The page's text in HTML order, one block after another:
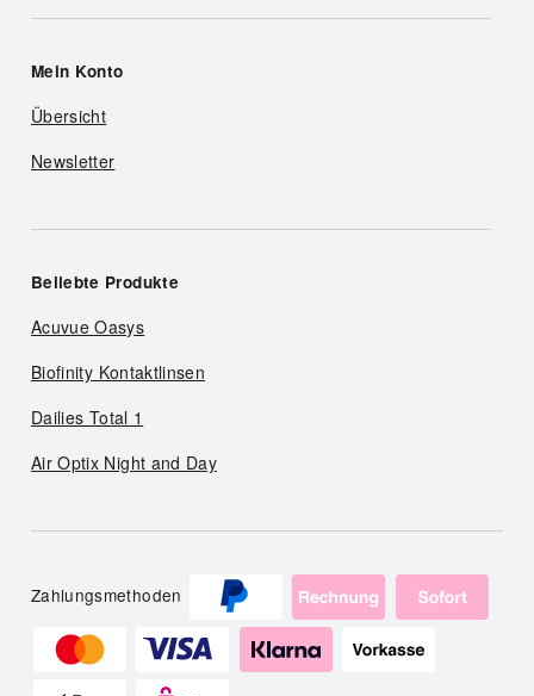
Mein Konto
Übersicht
Newsletter
Beliebte Produkte
Acuvue Oasys
Biofinity Kontaktlinsen
Dailies Total 1
Air Optix Night and Day
Zahlungsmethoden